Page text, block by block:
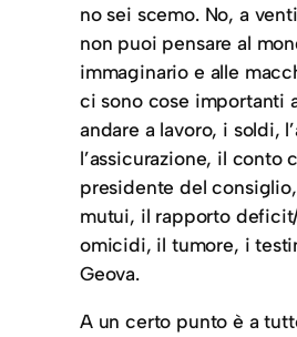
no sei scemo. No, a
non puoi pensare al
immaginario e alle
ci sono cose importanti
andare a lavoro, i soldi,
l’assicurazione, il conto
presidente del
mutui, il rapporto
omicidi, il tumore, i
Geova.
A un certo punto è a